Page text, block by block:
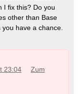
I fix this? Do you
other than Base
have a chance.
23:04
Zum